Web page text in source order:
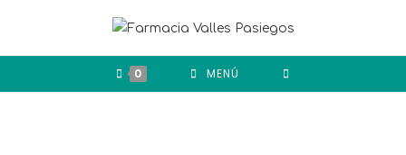
0 MENÚ